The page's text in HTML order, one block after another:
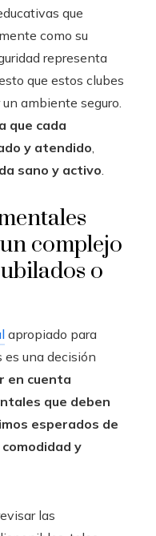
que
como su
representa
que estos clubes
ambiente seguro.
que cada
y atendido,
sano y activo.
complejo
o
apropiado para
es una decisión
en cuenta
que deben
esperados de
y
las